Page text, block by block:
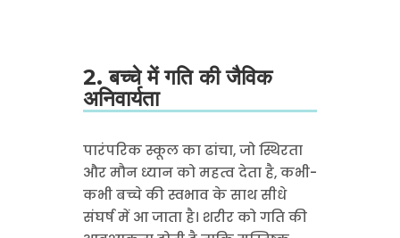
2. बच्चे में गति की जैविक
अनिवार्यता
पारंपरिक स्कूल का ढांचा, जो स्थिरता
और मौन ध्यान को महत्व देता है, कभी-
कभी बच्चे की स्वभाव के साथ सीधे
संघर्ष में आ जाता है। शरीर को गति की